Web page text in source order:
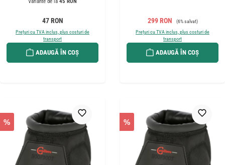
Preț obișnuit:
47 RON
Prețuri cu TVA inclus, plus costuri de
transport
ADAUGĂ ÎN COȘ
Preț de vânzare:
299 RON Preț obișnuit:
(6% salvat)
Prețuri cu TVA inclus, plus costuri de
transport
ADAUGĂ ÎN COȘ
% %